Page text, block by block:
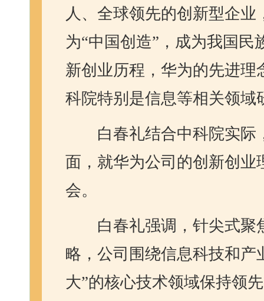
人、全球领先的创新型企业
为“中国创造”，成为我国
新创业历程，华为的先进
科院特别是信息等相关领
白春礼结合中科院实际
面，就华为公司的创新创
会。
白春礼强调，针尖式
略，公司围绕信息科技和产
大”的核心技术领域保持领